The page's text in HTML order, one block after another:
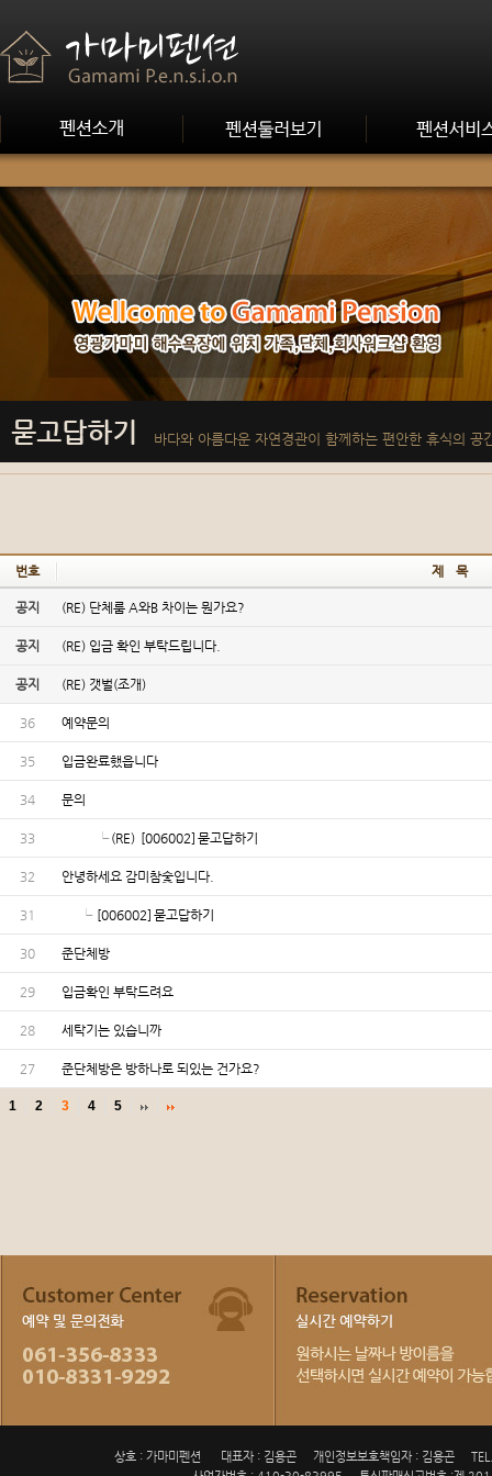
묻고답하기 바다와 아름다운 자연경관이 함께하는 편안한 휴식의 공
번호 제 목
공지 (RE) 단체룸 A와B 차이는 뭔가요?
공지 (RE) 입금 확인 부탁드립니다.
공지 (RE) 갯벌(조개)
36 예약문의
35 입금완료했읍니다
34 문의
33 └ (RE) [006002] 묻고답하기
32 안녕하세요 감미참숯입니다.
31 └ [006002] 묻고답하기
30 준단체방
29 입금확인 부탁드려요
28 세탁기는 있습니까
27 준단체방은 방하나로 되있는 건가요?
1 2 3 4 5
상호 : 가마미펜션 대표자 : 김용곤 개인정보보호책임자 : 김용곤